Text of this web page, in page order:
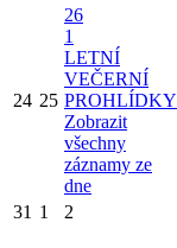
24 25
26
1
LETNÍ
VEČERNÍ
PROHLÍDKY
Zobrazit
všechny
záznamy ze
dne
31 1 2